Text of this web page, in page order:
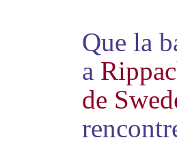
Que la
a
de